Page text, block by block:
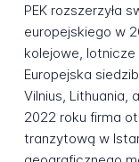
PEK rozszerzyła
europejskiego w
kolejowe, lotnicze
Europejska
Vilnius, Lithuania,
2022 roku firma
tranzytową w